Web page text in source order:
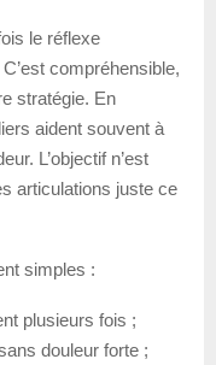
le réflexe
compréhensible,
stratégie. En
aident souvent à
L’objectif n’est
articulations juste ce
simples :
plusieurs fois ;
douleur forte ;